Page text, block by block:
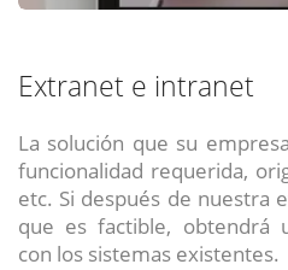
Extranet e intranet
La solución que su
funcionalidad requerida,
etc. Si después de nuestra
que es factible, obtendrá
con los sistemas existentes.